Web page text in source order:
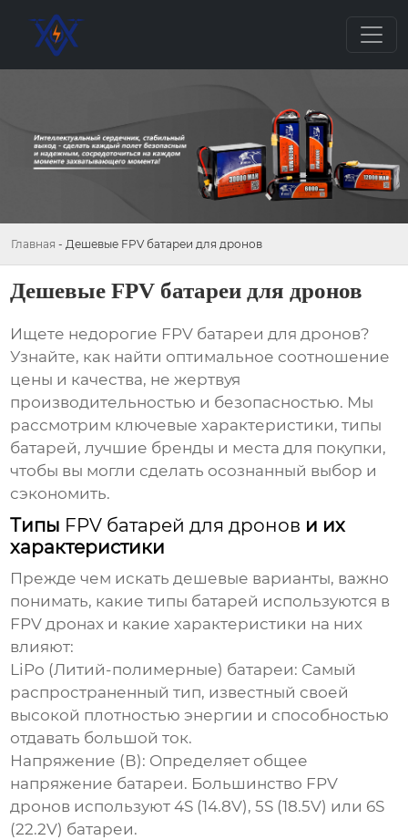
Главная - Дешевые FPV батареи для дронов
Дешевые FPV батареи для дронов
Ищете недорогие FPV батареи для дронов?
Узнайте, как найти оптимальное соотношение
цены и качества, не жертвуя
производительностью и безопасностью. Мы
рассмотрим ключевые характеристики, типы
батарей, лучшие бренды и места для покупки,
чтобы вы могли сделать осознанный выбор и
сэкономить.
Типы FPV батарей для дронов и их
характеристики
Прежде чем искать дешевые варианты, важно
понимать, какие типы батарей используются в
FPV дронах и какие характеристики на них
влияют:
LiPo (Литий-полимерные) батареи: Самый
распространенный тип, известный своей
высокой плотностью энергии и способностью
отдавать большой ток.
Напряжение (В): Определяет общее
напряжение батареи. Большинство FPV
дронов используют 4S (14.8V), 5S (18.5V) или 6S
(22.2V) батареи.